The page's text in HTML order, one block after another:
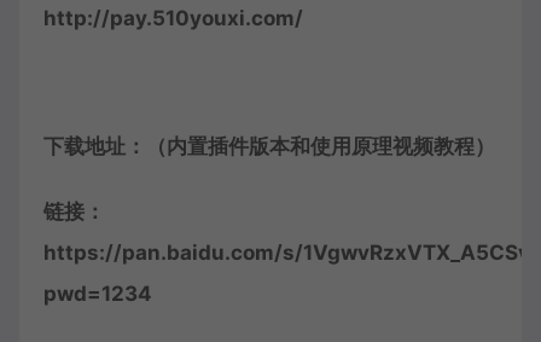
http://pay.510youxi.com/
下载地址：（内置插件版本和使用原理视频教程）
链接：
https://pan.baidu.com/s/
pwd=1234